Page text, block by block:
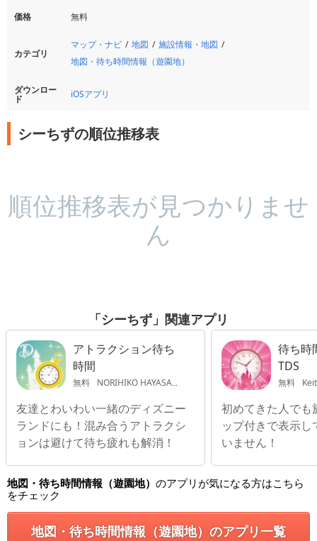
価格 無料
カテゴリ
マップ・ナビ 地図
施設情報・地図
地図・待ち時間情報（遊園地）
ダウンロー
ド iOSアプリ
シーちずの順位推移表
順位推移表が見つかりませ
ん
「シーちず」関連アプリ
アトラクション待ち
時間
無料 NORIHIKO HAYASAKA
友達とわいわい一緒のディズニー
ランドにも！混み合うアトラクシ
ョンは避けて待ち疲れも解消！
待ち時
TDS
無料
初めてきた人でも
ップ付きで表示
いません！
地図・待ち時間情報（遊園地） のアプリが気になる方はこちら
をチェック
地図・待ち時間情報（遊園地）のアプリ一覧